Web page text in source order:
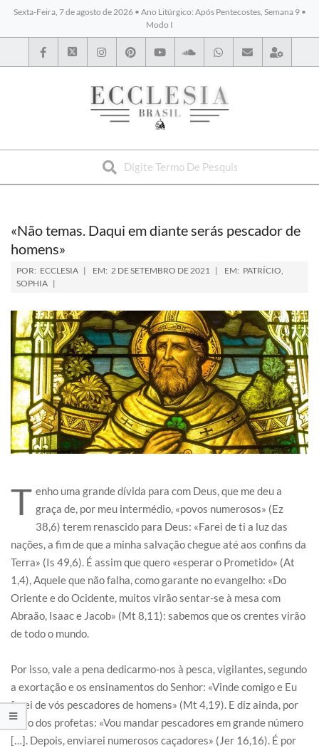
Sexta-Feira, 7 de agosto de 2026 • Ano Litúrgico: Após Pentecostes, Semana 9 •
Modo I
BYBLOS
«Não temas. Daqui em diante serás pescador de
homens»
POR: ECCLESIA EM: 2 DE SETEMBRO DE 2021 EM: PATRÍCIO,
SOPHIA
T enho uma grande dívida para com Deus, que me deu a
graça de, por meu intermédio, «povos numerosos» (Ez
38,6) terem renascido para Deus: «Farei de ti a luz das
nações, a fim de que a minha salvação chegue até aos confins da
Terra» (Is 49,6). É assim que quero «esperar o Prometido» (At
1,4), Aquele que não falha, como garante no evangelho: «Do
Oriente e do Ocidente, muitos virão sentar-se à mesa com
Abraão, Isaac e Jacob» (Mt 8,11): sabemos que os crentes virão
de todo o mundo.
Por isso, vale a pena dedicarmo-nos à pesca, vigilantes, segundo
a exortação e os ensinamentos do Senhor: «Vinde comigo e Eu
farei de vós pescadores de homens» (Mt 4,19). E diz ainda, por
meio dos profetas: «Vou mandar pescadores em grande número
[…]. Depois, enviarei numerosos caçadores» (Jer 16,16). É por